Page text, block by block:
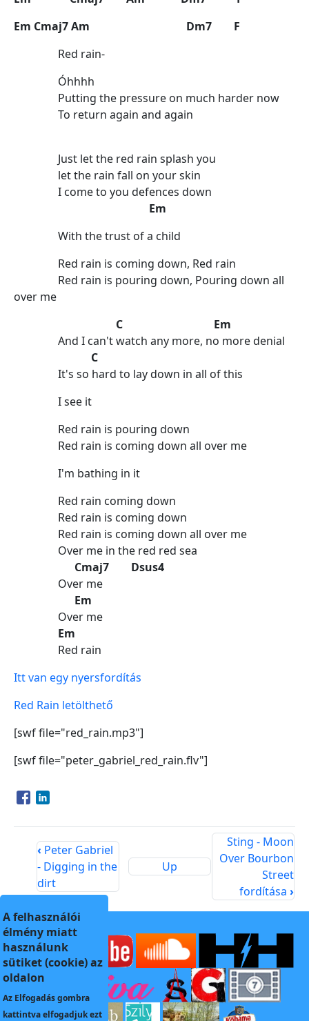
Em Cmaj7 Am Dm7 F
Red rain-
Óhhhh
Putting the pressure on much harder now
To return again and again
Just let the red rain splash you
let the rain fall on your skin
I come to you defences down
Em
With the trust of a child
Red rain is coming down, Red rain
Red rain is pouring down, Pouring down all
over me
C Em
And I can't watch any more, no more denial
C
It's so hard to lay down in all of this
I see it
Red rain is pouring down
Red rain is coming down all over me
I'm bathing in it
Red rain coming down
Red rain is coming down
Red rain is coming down all over me
Over me in the red red sea
Cmaj7 Dsus4
Over me
Em
Over me
Em
Red rain
Itt van egy nyersfordítás
Red Rain letölthető
[swf file="red_rain.mp3"]
[swf file="peter_gabriel_red_rain.flv"]
Opens in a new window
Opens in a new window
‹ Peter Gabriel
- Digging in the
dirt
Up
Sting - Moon
Over Bourbon
Street
fordítása›
A felhasználói
élmény miatt
használunk
sütiket (cookie) az
oldalon
Az Elfogadásgombra
kattintva elfogadjuk ezt